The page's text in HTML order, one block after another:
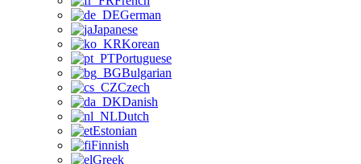
German
Japanese
Korean
Portuguese
Bulgarian
Czech
Danish
Dutch
Estonian
Finnish
Greek